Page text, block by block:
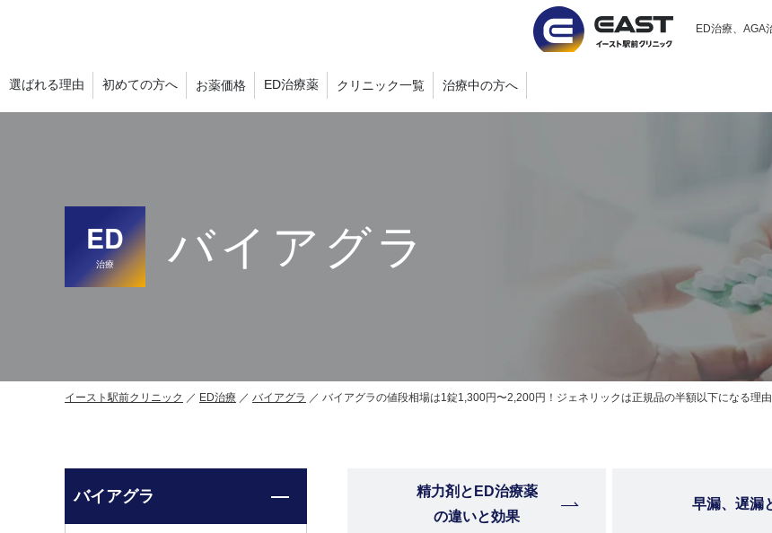
ED治療、AGA
選ばれる理由 初めての方へ お薬価格 ED治療薬 クリニック一覧 治療中の方へ
ED
治療 バイアグラ
イースト駅前クリニック ED治療 バイアグラ バイアグラの値段相場は1錠1,300円〜2,200円！ジェネリックは正規品の半額以下になる理由
バイアグラ
精力剤とED治療薬
の違いと効果
早漏、遅漏